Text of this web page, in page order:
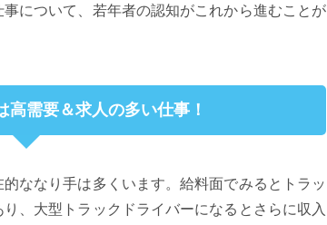
について、若年者の認知がこれから進むことが
高需要＆求人の多い仕事！
ななり手は多くいます。給料面でみるとトラッ
、大型トラックドライバーになるとさらに収入